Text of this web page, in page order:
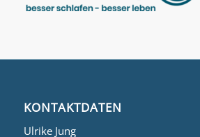
KONTAKTDATEN
Ulrike Jung